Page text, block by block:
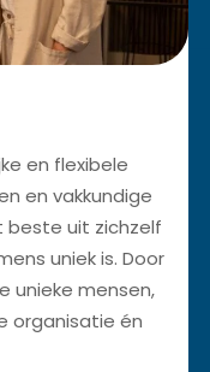
en flexibele
en vakkundige
beste uit zichzelf
uniek is. Door
unieke mensen,
organisatie én